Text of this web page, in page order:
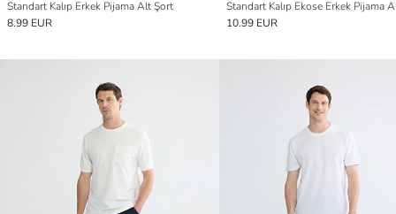
Standart Kalıp Erkek Pijama Alt Şort
8.99 EUR
Standart Kalıp Ekose Erkek Pijama
10.99 EUR